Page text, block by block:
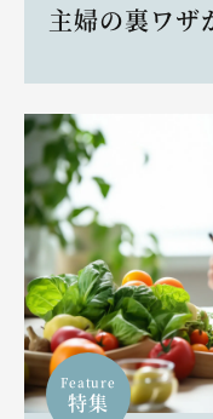
主婦の裏ワザ
Feature
特集